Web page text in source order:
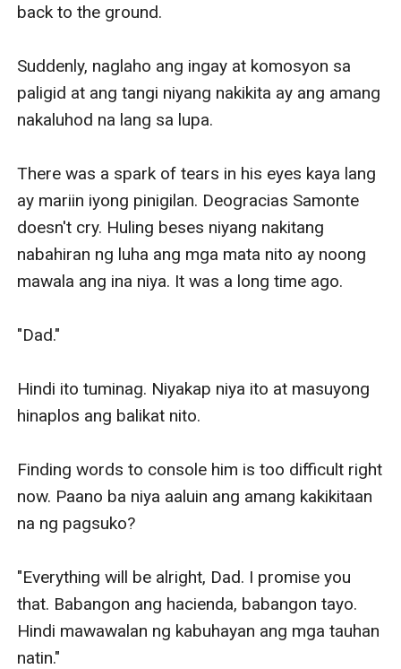
back to the ground.
Suddenly, naglaho ang ingay at komosyon sa
paligid at ang tangi niyang nakikita ay ang amang
nakaluhod na lang sa lupa.
There was a spark of tears in his eyes kaya lang
ay mariin iyong pinigilan. Deogracias Samonte
doesn't cry. Huling beses niyang nakitang
nabahiran ng luha ang mga mata nito ay noong
mawala ang ina niya. It was a long time ago.
"Dad."
Hindi ito tuminag. Niyakap niya ito at masuyong
hinaplos ang balikat nito.
Finding words to console him is too difficult right
now. Paano ba niya aaluin ang amang kakikitaan
na ng pagsuko?
"Everything will be alright, Dad. I promise you
that. Babangon ang hacienda, babangon tayo.
Hindi mawawalan ng kabuhayan ang mga tauhan
natin."